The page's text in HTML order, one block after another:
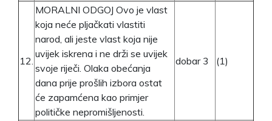
12.
MORALNI ODGOJ Ovo je vlast
koja neće pljačkati vlastiti
narod, ali jeste vlast koja nije
uvijek iskrena i ne drži se uvijek
svoje riječi. Olaka obećanja
dana prije prošlih izbora ostat
će zapamćena kao primjer
političke nepromišljenosti.
dobar 3 (1)